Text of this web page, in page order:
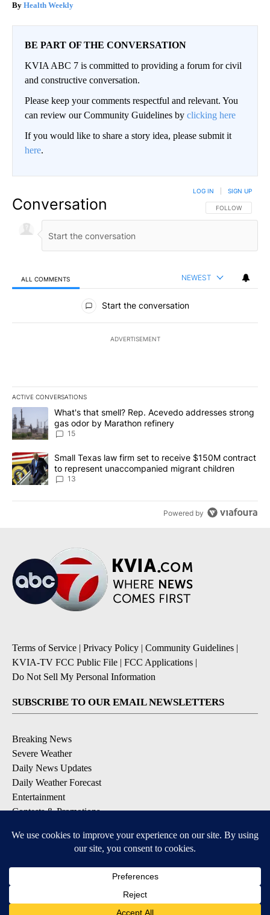
Health Weekly
BE PART OF THE CONVERSATION
KVIA ABC 7 is committed to providing a forum for civil
and constructive conversation.
Please keep your comments respectful and relevant. You
can review our Community Guidelines by clicking here
If you would like to share a story idea, please submit it
here.
Conversation FOLLOW THIS
FOLLOW
LOG IN SIGN UP
ALL COMMENTS NEWEST
All Comments
Start the conversation
ADVERTISEMENT
ACTIVE CONVERSATIONS
The following is a list of the most commented articles in the last
A trending article titled "What's that smell? Rep. Acevedo
What's that smell? Rep. Acevedo addresses strong
gas odor by Marathon refinery
15
A trending article titled "Small Texas law firm set to receive
Small Texas law firm set to receive $150M contract
to represent unaccompanied migrant children
13
Powered by
Terms of Service | Privacy Policy | Community Guidelines |
KVIA-TV FCC Public File | FCC Applications |
Do Not Sell My Personal Information
SUBSCRIBE TO OUR EMAIL NEWSLETTERS
Breaking News
Severe Weather
Daily News Updates
Daily Weather Forecast
Entertainment
Contests & Promotions
DOWNLOAD OUR APPS
Available for iOS and Android